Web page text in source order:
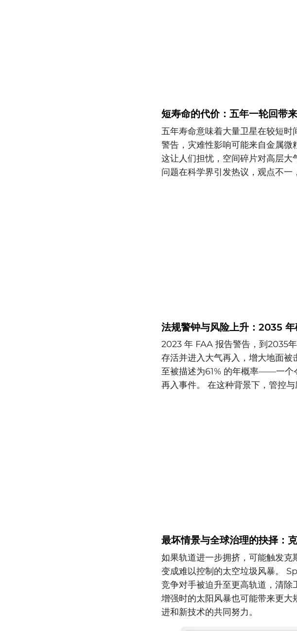
短寿命的代价：五年一轮回带
五年寿命意味着大量卫星在较短
警告，灾难性影响可能来自金属微
这让人们担忧，空间碎片对高层
问题在科学界引发热议，观点不一
法规警钟与风险上升：2035
2023 年 FAA 报告警告，到2035
存活并进入大气再入，增大地面
至被描述为61% 的年概率——一个
再入事件。 在这种背景下，管控与
最坏情景与全球治理的抉择：
如果轨道进一步拥挤，可能触发
变成难以控制的太空垃圾风暴。
竞争对手被迫升至更高轨道，清
增强时的太阳风暴也可能带来更
进和新技术的共同努力。